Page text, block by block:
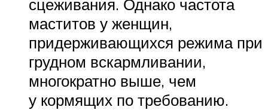
сцеживания. Однако частота
маститов у женщин,
придерживающихся режима при
грудном вскармливании,
многократно выше, чем
у кормящих по требованию.